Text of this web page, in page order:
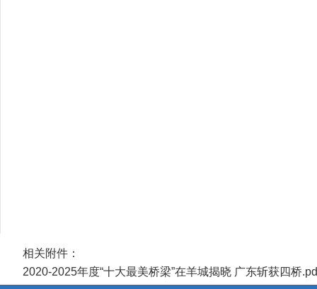
相关附件：
2020-2025年度“十大最美桥梁”在羊城揭晓 广东斩获四桥